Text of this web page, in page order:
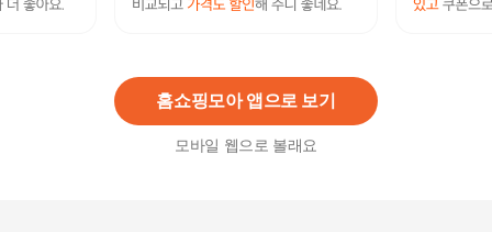
홈쇼핑모아 앱으로 보기
모바일 웹으로 볼래요
에넥스 해피니스 모션 슬라이딩 실리콘 비건가죽